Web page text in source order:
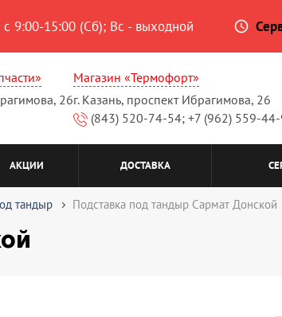
9:00-15:00 (Сб); Вс - выходной access_time
26
Магазин «Термофорт»
г. Казань, проспект Ибрагимова, 26
(843) 520-74-54; +7 (962) 559-
АКЦИИ ДОСТАВКА
тандыр Подставка под тандыр Сармат Донской